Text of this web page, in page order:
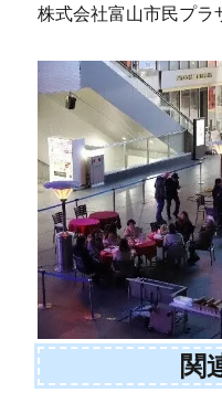
株式会社富山市民プラ
関